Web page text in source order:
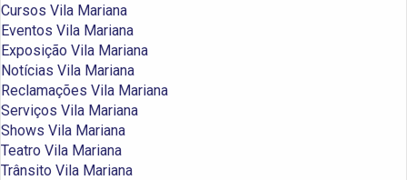
Cursos Vila Mariana
Eventos Vila Mariana
Exposição Vila Mariana
Notícias Vila Mariana
Reclamações Vila Mariana
Serviços Vila Mariana
Shows Vila Mariana
Teatro Vila Mariana
Trânsito Vila Mariana